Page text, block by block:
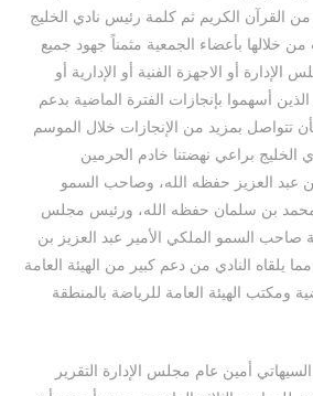
القرآن الكريم ثم كلمة رئيس نادي الخليج
خلالها بأعضاء الجمعية مثمناً جهود جميع
أو الاجهزة الفنية أو الإدارية أو
الذين أسهموا بإنجازات الفترة الماضية بدعم
تتواصل بمزيد من الإنجازات خلال الموسم
الخليج براعي نهضتنا خادم الحرمين
عبد العزيز حفظه الله، وصاحب السمو
محمد بن سلمان حفظه الله، ورئيس مجلس
صاحب السمو الملكي الأمير عبد العزيز بن
يلقاه النادي من دعم كبير من الهيئة العامة
ومكتب الهيئة العامة للرياضة بالمنطقة
أمين عام مجلس الإدارة التقرير